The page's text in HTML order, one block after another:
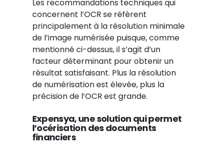
Les recommandations techniques qui
concernent l’OCR se réfèrent
principalement à la résolution minimale
de l’image numérisée puisque, comme
mentionné ci-dessus, il s’agit d’un
facteur déterminant pour obtenir un
résultat satisfaisant. Plus la résolution
de numérisation est élevée, plus la
précision de l’OCR est grande.
Expensya, une solution qui permet
l’océrisation des documents
financiers